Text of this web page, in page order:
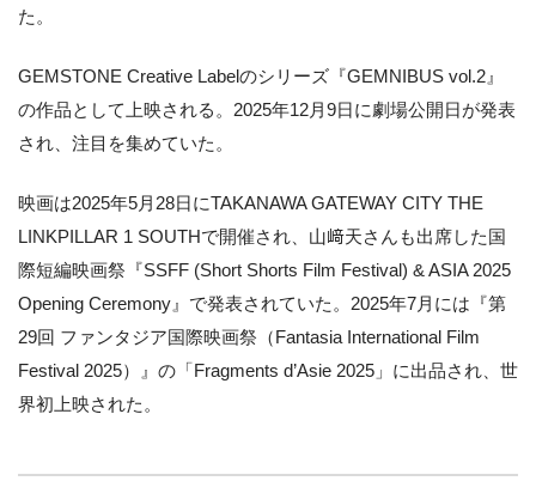
た。
GEMSTONE Creative Labelのシリーズ『GEMNIBUS vol.2』
の作品として上映される。2025年12月9日に劇場公開日が発表
され、注目を集めていた。
映画は2025年5月28日にTAKANAWA GATEWAY CITY THE
LINKPILLAR 1 SOUTHで開催され、山﨑天さんも出席した国
際短編映画祭『SSFF (Short Shorts Film Festival) & ASIA 2025
Opening Ceremony』で発表されていた。2025年7月には『第
29回 ファンタジア国際映画祭（Fantasia International Film
Festival 2025）』の「Fragments d’Asie 2025」に出品され、世
界初上映された。